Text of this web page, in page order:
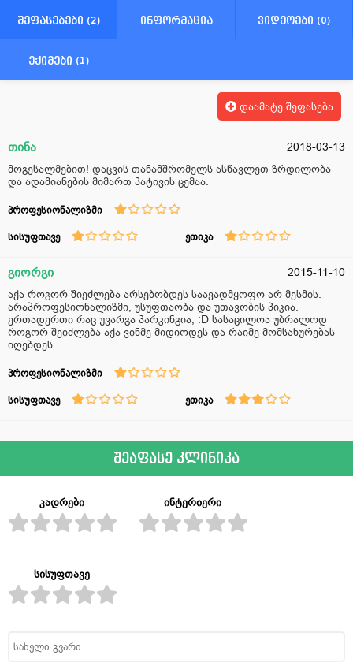
შეფასებები (2) ინფორმაცია ვიდეოები (0)
ექიმები (1)
დაამატე შეფასება
თინა
2018-03-13
მოგესალმებით! დაცვის თანამშრომელს ასწავლეთ ზრდილობა
და ადამიანების მიმართ პატივის ცემაა.
პროფესიონალიზმი
სისუფთავე ეთიკა
გიორგი
2015-11-10
აქა როგორ შიეძლება არსებობდეს საავადმყოფო არ მესმის.
არაპროფესიონალიზმი, უსუფთაობა და უთავობის პიკია.
ერთადერთი რაც უვარგა პარკინგია, :D სასაცილოა უბრალოდ
როგორ შეიძლება აქა ვინმე მიდიოდეს და რაიმე მომსახურებას
იღებდეს.
პროფესიონალიზმი
სისუფთავე ეთიკა
შეაფასე კლინიკა
კადრები ინტერიერი
სისუფთავე